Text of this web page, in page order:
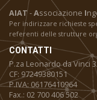
AIAT-Associazione I
Per indirizzare richieste
referenti delle strutture
CONTATTI
P.za Leonardo da Vinci
CF: 97249380151
P.IVA: 06176410964
Fax.: 02 700 406 502